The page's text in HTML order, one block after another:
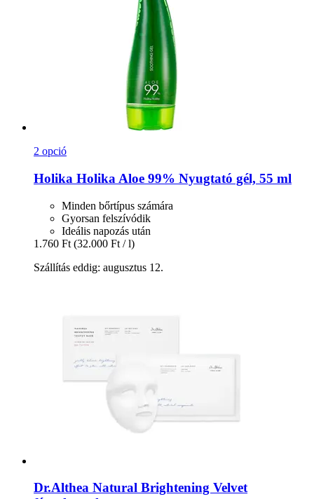
2 opció
Holika Holika Aloe 99% Nyugtató gél, 55 ml
Minden bőrtípus számára
Gyorsan felszívódik
Ideális napozás után
1.760 Ft (32.000 Ft / l)
Szállítás eddig: augusztus 12.
Dr.Althea Natural Brightening Velvet